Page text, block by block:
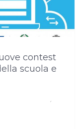
contest
scuola e
,